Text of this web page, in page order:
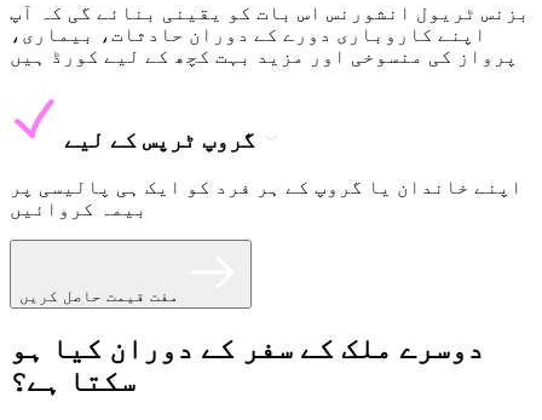
بزنس ٹریول انشورنس اس بات کو یقینی بنائے گی کہ آپ
اپنے کاروباری دورے کے دوران حادثات، بیماری،
پرواز کی منسوخی اور مزید بہت کچھ کے لیے کورڈ ہیں
گروپ ٹرپس کے لیے
اپنے خاندان یا گروپ کے ہر فرد کو ایک ہی پالیسی پر
بیمہ کروائیں
مفت قیمت حاصل کریں
دوسرے ملک کے سفر کے دوران کیا ہو
سکتا ہے؟